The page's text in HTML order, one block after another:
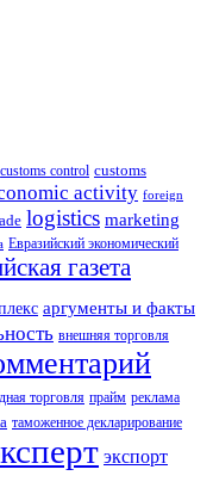
customs control customs
activity foreign
logistics marketing
Евразийский экономический
газета
аргументы и факты
внешняя торговля
торговля прайм реклама
таможенное декларирование
экспорт